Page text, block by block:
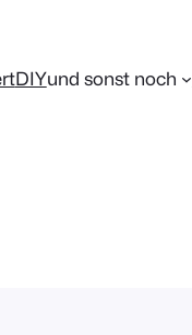
DIYund sonst noch